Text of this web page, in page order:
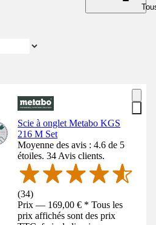
Scie à onglet Metabo KGS
216 M Set
Moyenne des avis : 4.6 de 5
étoiles. 34 Avis clients.
(34)
Prix — 169,00 € * Tous les
prix affichés sont des prix